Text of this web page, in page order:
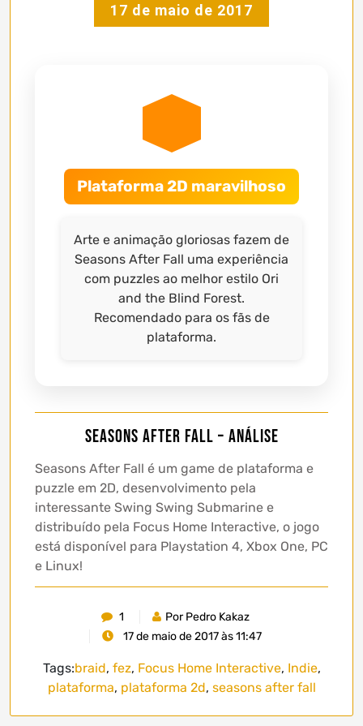
17 de maio de 2017
Plataforma 2D maravilhoso
Arte e animação gloriosas fazem de
Seasons After Fall uma experiência
com puzzles ao melhor estilo Ori
and the Blind Forest.
Recomendado para os fãs de
plataforma.
Seasons After Fall – Análise
Seasons After Fall é um game de plataforma e
puzzle em 2D, desenvolvimento pela
interessante Swing Swing Submarine e
distribuído pela Focus Home Interactive, o jogo
está disponível para Playstation 4, Xbox One, PC
e Linux!
1
Por Pedro Kakaz
17 de maio de 2017 às 11:47
Tags:braid, fez, Focus Home Interactive, Indie,
plataforma, plataforma 2d, seasons after fall